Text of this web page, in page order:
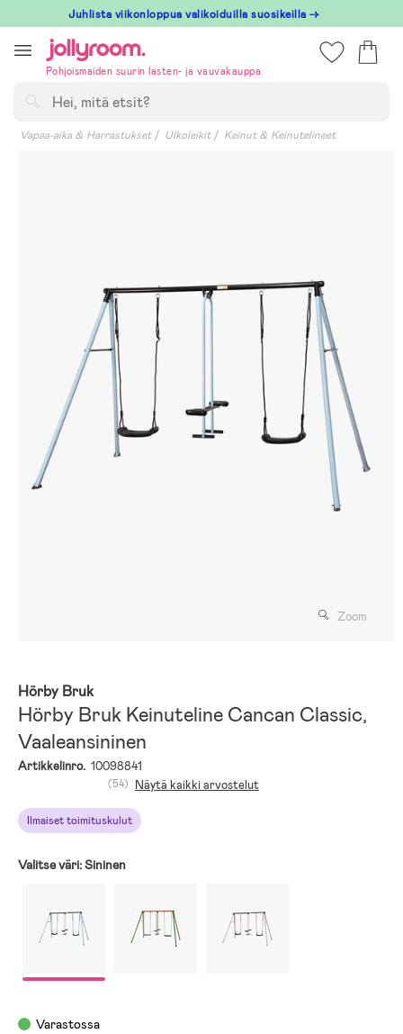
till
innehållet
Juhlista viikonloppua valikoiduilla suosikeilla →
Pohjoismaiden suurin lasten- ja vauvakauppa
Vapaa-aika & Harrastukset Ulkoleikit Keinut & Keinutelineet
Zoom
Hörby Bruk
Hörby Bruk Keinuteline Cancan Classic,
Vaaleansininen
Artikkelinro. 10098841
Ilmaiset toimituskulut
(54) Näytä kaikki arvostelut
Valitse väri:Sininen
Varastossa